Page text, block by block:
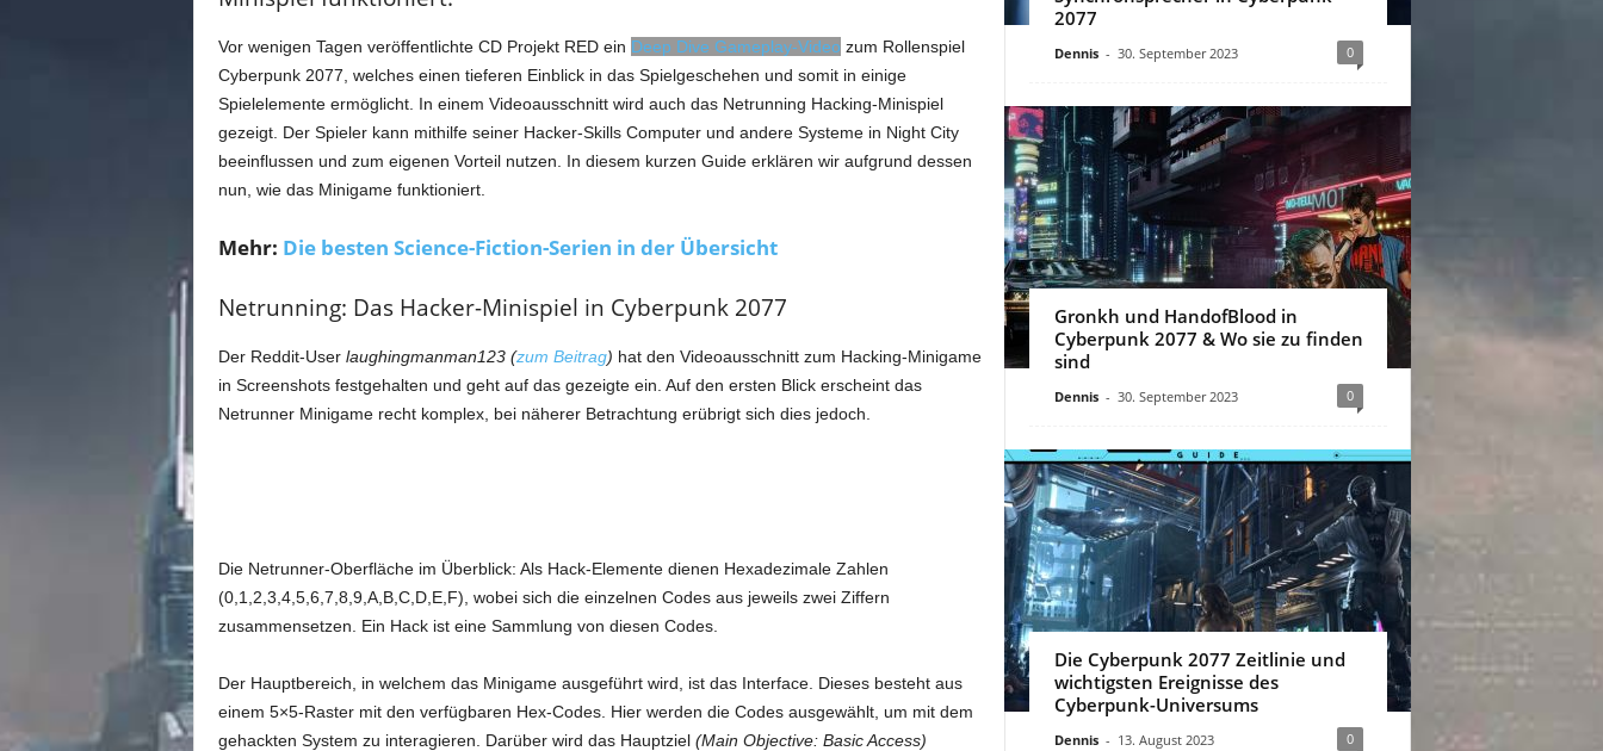
0
7
Vor wenigen Tagen veröffentlichte CD Projekt RED ein Deep Dive Gameplay-Video zum Rollenspiel
Cyberpunk 2077, welches einen tieferen Einblick in das Spielgeschehen und somit in einige
Spielelemente ermöglicht. In einem Videoausschnitt wird auch das Netrunning Hacking-Minispiel
gezeigt. Der Spieler kann mithilfe seiner Hacker-Skills Computer und andere Systeme in Night City
beeinflussen und zum eigenen Vorteil nutzen. In diesem kurzen Guide erklären wir aufgrund dessen
nun, wie das Minigame funktioniert.
Mehr: Die besten Science-Fiction-Serien in der Übersicht
Netrunning: Das Hacker-Minispiel in Cyberpunk 2077
Der Reddit-User laughingmanman123 (zum Beitrag) hat den Videoausschnitt zum Hacking-Minigame
in Screenshots festgehalten und geht auf das gezeigte ein. Auf den ersten Blick erscheint das
Netrunner Minigame recht komplex, bei näherer Betrachtung erübrigt sich dies jedoch.
Die Netrunner-Oberfläche im Überblick: Als Hack-Elemente dienen Hexadezimale Zahlen
(0,1,2,3,4,5,6,7,8,9,A,B,C,D,E,F), wobei sich die einzelnen Codes aus jeweils zwei Ziffern
zusammensetzen. Ein Hack ist eine Sammlung von diesen Codes.
Der Hauptbereich, in welchem das Minigame ausgeführt wird, ist das Interface. Dieses besteht aus
einem 5×5-Raster mit den verfügbaren Hex-Codes. Hier werden die Codes ausgewählt, um mit dem
gehackten System zu interagieren. Darüber wird das Hauptziel (Main Objective: Basic Access)
2077
Dennis - 30. September 2023 0
Gronkh und HandofBlood in
Cyberpunk 2077 & Wo sie zu finden
sind
Dennis - 30. September 2023 0
Die Cyberpunk 2077 Zeitlinie und
wichtigsten Ereignisse des
Cyberpunk-Universums
Dennis - 13. August 2023 0